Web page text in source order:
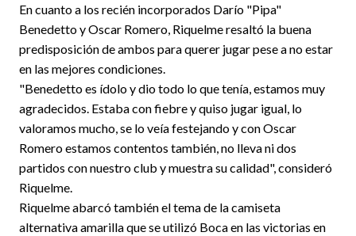
En cuanto a los recién incorporados Darío "Pipa"
Benedetto y Oscar Romero, Riquelme resaltó la buena
predisposición de ambos para querer jugar pese a no estar
en las mejores condiciones.
"Benedetto es ídolo y dio todo lo que tenía, estamos muy
agradecidos. Estaba con fiebre y quiso jugar igual, lo
valoramos mucho, se lo veía festejando y con Oscar
Romero estamos contentos también, no lleva ni dos
partidos con nuestro club y muestra su calidad", consideró
Riquelme.
Riquelme abarcó también el tema de la camiseta
alternativa amarilla que se utilizó Boca en las victorias en